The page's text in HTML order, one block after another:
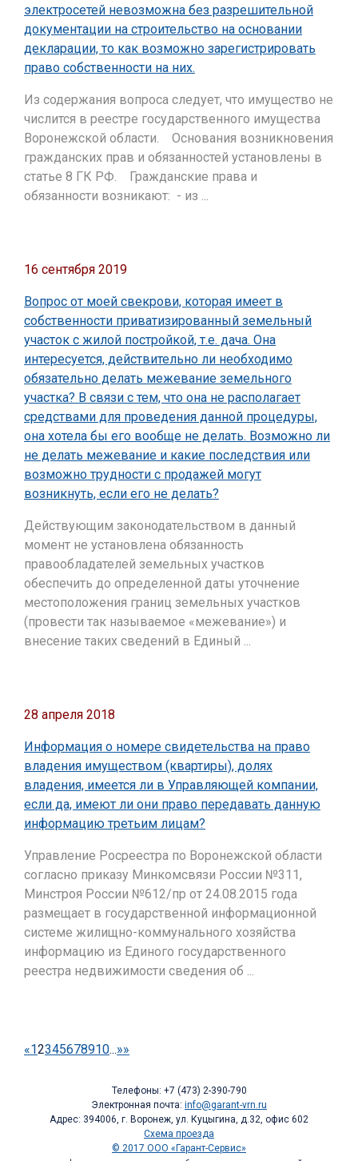
электросетей невозможна без разрешительной
документации на строительство на основании
декларации, то как возможно зарегистрировать
право собственности на них.
Из содержания вопроса следует, что имущество не
числится в реестре государственного имущества
Воронежской области. Основания возникновения
гражданских прав и обязанностей установлены в
статье 8 ГК РФ. Гражданские права и
обязанности возникают: - из ...
16 сентября 2019
Вопрос от моей свекрови, которая имеет в
собственности приватизированный земельный
участок с жилой постройкой, т.е. дача. Она
интересуется, действительно ли необходимо
обязательно делать межевание земельного
участка? В связи с тем, что она не располагает
средствами для проведения данной процедуры,
она хотела бы его вообще не делать. Возможно ли
не делать межевание и какие последствия или
возможно трудности с продажей могут
возникнуть, если его не делать?
Действующим законодательством в данный
момент не установлена обязанность
правообладателей земельных участков
обеспечить до определенной даты уточнение
местоположения границ земельных участков
(провести так называемое «межевание») и
внесение таких сведений в Единый ...
28 апреля 2018
Информация о номере свидетельства на право
владения имуществом (квартиры), долях
владения, имеется ли в Управляющей компании,
если да, имеют ли они право передавать данную
информацию третьим лицам?
Управление Росреестра по Воронежской области
согласно приказу Минкомсвязи России №311,
Минстроя России №612/пр от 24.08.2015 года
размещает в государственной информационной
системе жилищно-коммунального хозяйства
информацию из Единого государственного
реестра недвижимости сведения об ...
«12345678910...»»
Телефоны: +7 (473) 2-390-790
Электронная почта: info@garant-vrn.ru
Адрес: 394006, г. Воронеж, ул. Куцыгина, д.32, офис 602
Схема проезда
© 2017 ООО «Гарант-Сервис»